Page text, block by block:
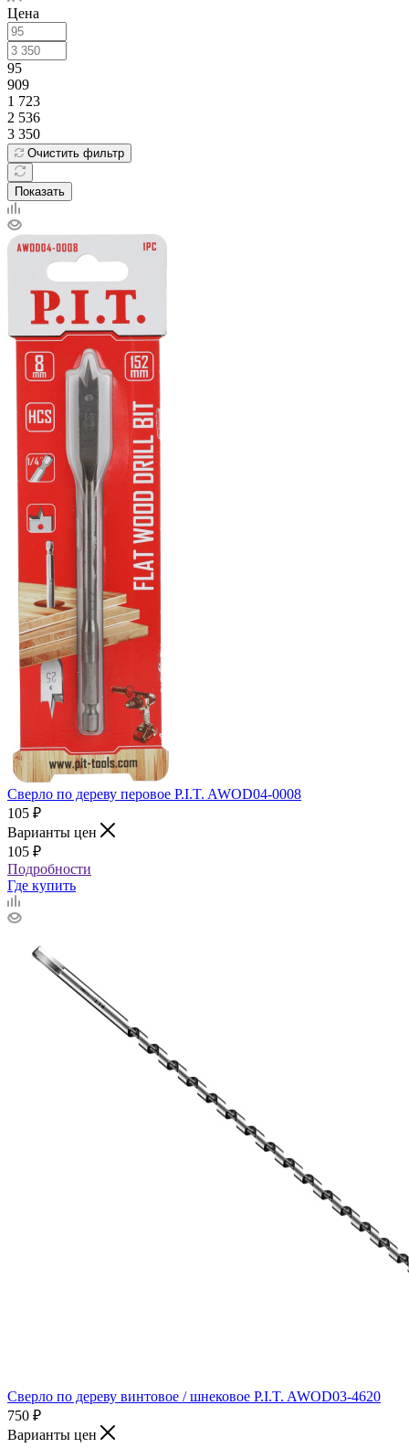
Цена
95
909
1 723
2 536
3 350
Очистить фильтр
Показать
Сверло по дереву перовое P.I.T. AWOD04-0008
105 ₽
Варианты цен
105 ₽
Подробности
Где купить
Сверло по дереву винтовое / шнековое P.I.T. AWOD03-4620
750 ₽
Варианты цен